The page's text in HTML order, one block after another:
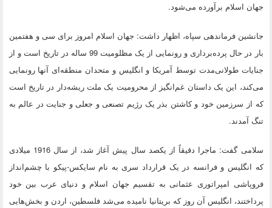
جهان اسلام برآورده می‌شود.
جانشین فرماندهی سپاه، اظهار داشت: جهان اسلام امروز برای سی و هفتمین
بار در حال پرده‌برداری و رونمایی از یک مظلومیت 99 ساله در تاریخ است و از
جنایات طولانی‌مدت توسط آمریکا و انگلیس و متحدان منطقه‌ای آنها رونمایی
می‌کند، این یک داستان غم‌انگیز از محرومیت یک ملت ریشه‌دار در تاریخ است
که از سرزمین خود و کاشتن بذر یک رژیم تصنعی و جعلی و جنایت در عالم به
تنگ آمدند.
سلامی گفت: ماجرا دقیقاً از یکصد سال پیش آغاز شد، از سال 1916 میلادی
که انگلیس و فرانسه در یک قرارداد سری به نام سایکس‌-پیکو با چشم‌انداز
فروپاشی امپراتوری عثمانی به تقسیم جهان اسلام و دنیای عرب بین خود
پرداختند، انگلیس آن روز که بریتانیا نامیده می‌شد فلسطین، اردن و بخش‌هایی